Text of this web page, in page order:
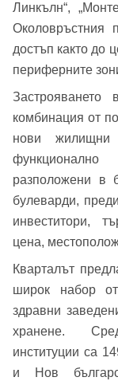
Добре
Линкълн“,
Околовръстния
достъп както до
периферните
комбинация от
нови
разположени в
булеварди,
инвеститори,
цена,
Кварталът
широк набор
здравни
хранене.
институции са
и Нов
Име*